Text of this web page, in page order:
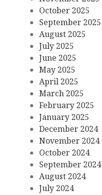
October 2025
September 2025
August 2025
July 2025
June 2025
May 2025
April 2025
March 2025
February 2025
January 2025
December 2024
November 2024
October 2024
September 2024
August 2024
July 2024